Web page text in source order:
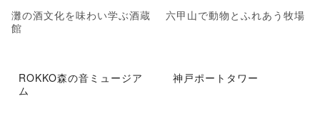
灘の酒文化を味わい学ぶ酒蔵
館
六甲山で動物とふれあう牧場
ROKKO森の音ミュージア
ム
神戸ポートタワー